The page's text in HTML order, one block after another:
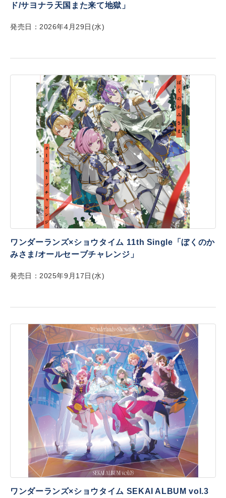
ド/サヨナラ天国また来て地獄」
発売日：2026年4月29日(水)
ワンダーランズ×ショウタイム 11th Single「ぼくのか
みさま/オールセーブチャレンジ」
発売日：2025年9月17日(水)
ワンダーランズ×ショウタイム SEKAI ALBUM vol.3